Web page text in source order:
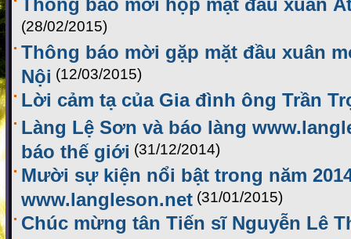
Thông báo mời họp mặt đầu xuân
(28/02/2015)
Thông báo mời gặp mặt đầu xuân
Nội (12/03/2015)
Lời cảm tạ của Gia đình ông Trần
Làng Lệ Sơn và báo làng
báo thế giới (31/12/2014)
Mười sự kiện nổi bật trong năm
www.langleson.net (31/01/2015)
Chúc mừng tân Tiến sĩ Nguyễn Lê